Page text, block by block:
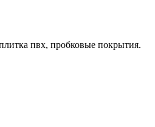
пвх, пробковые покрытия.